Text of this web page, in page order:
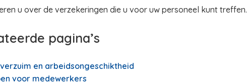
u over de verzekeringen die u voor uw personeel kunt treffen.
pagina’s
en arbeidsongeschiktheid
voor medewerkers